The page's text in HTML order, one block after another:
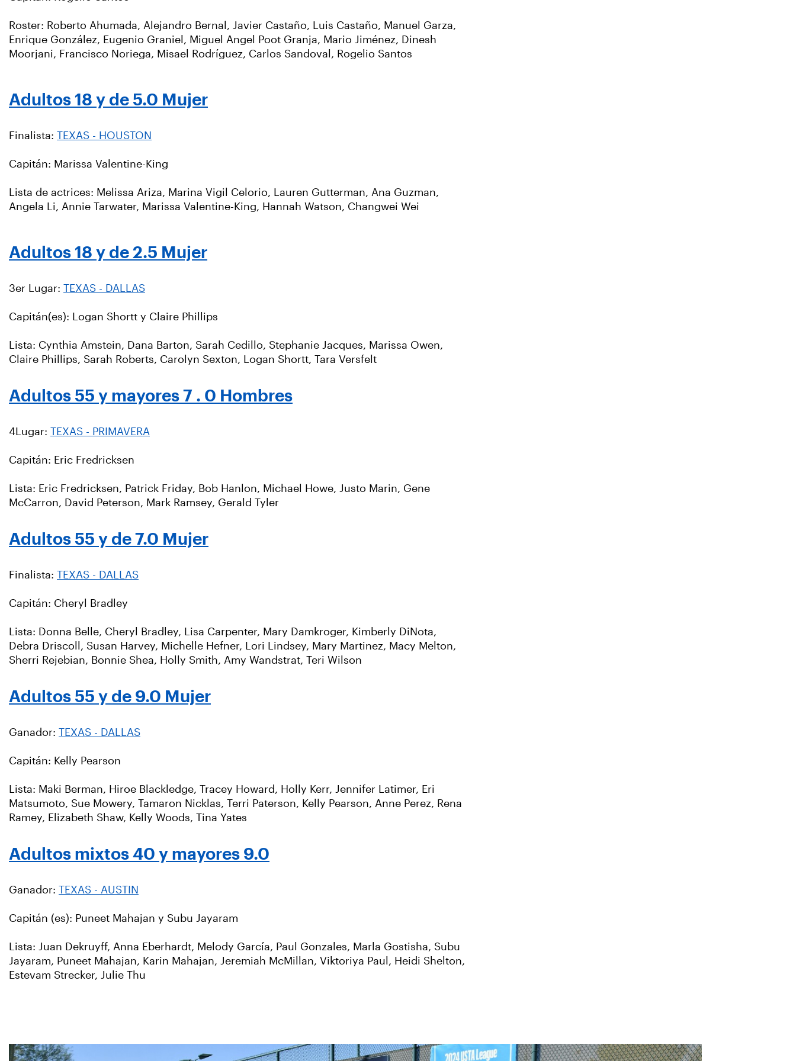
Roster: Roberto Ahumada, Alejandro Bernal, Javier Castaño, Luis Castaño, Manuel Garza,
Enrique González, Eugenio Graniel, Miguel Angel Poot Granja, Mario Jiménez, Dinesh
Moorjani, Francisco Noriega, Misael Rodríguez, Carlos Sandoval, Rogelio Santos
Adultos 18 y de 5.0 Mujer
Finalista: TEXAS - HOUSTON
Capitán: Marissa Valentine-King
Lista de actrices: Melissa Ariza, Marina Vigil Celorio, Lauren Gutterman, Ana Guzman,
Angela Li, Annie Tarwater, Marissa Valentine-King, Hannah Watson, Changwei Wei
Adultos 18 y de 2.5 Mujer
3er Lugar: TEXAS - DALLAS
Capitán(es): Logan Shortt y Claire Phillips
Lista: Cynthia Amstein, Dana Barton, Sarah Cedillo, Stephanie Jacques, Marissa Owen,
Claire Phillips, Sarah Roberts, Carolyn Sexton, Logan Shortt, Tara Versfelt
Adultos 55 y mayores 7 . 0 Hombres
4Lugar: TEXAS - PRIMAVERA
Capitán: Eric Fredricksen
Lista: Eric Fredricksen, Patrick Friday, Bob Hanlon, Michael Howe, Justo Marin, Gene
McCarron, David Peterson, Mark Ramsey, Gerald Tyler
Adultos 55 y de 7.0 Mujer
Finalista: TEXAS - DALLAS
Capitán: Cheryl Bradley
Lista: Donna Belle, Cheryl Bradley, Lisa Carpenter, Mary Damkroger, Kimberly DiNota,
Debra Driscoll, Susan Harvey, Michelle Hefner, Lori Lindsey, Mary Martinez, Macy Melton,
Sherri Rejebian, Bonnie Shea, Holly Smith, Amy Wandstrat, Teri Wilson
Adultos 55 y de 9.0 Mujer
Ganador: TEXAS - DALLAS
Capitán: Kelly Pearson
Lista: Maki Berman, Hiroe Blackledge, Tracey Howard, Holly Kerr, Jennifer Latimer, Eri
Matsumoto, Sue Mowery, Tamaron Nicklas, Terri Paterson, Kelly Pearson, Anne Perez, Rena
Ramey, Elizabeth Shaw, Kelly Woods, Tina Yates
Adultos mixtos 40 y mayores 9.0
Ganador: TEXAS - AUSTIN
Capitán (es): Puneet Mahajan y Subu Jayaram
Lista: Juan Dekruyff, Anna Eberhardt, Melody García, Paul Gonzales, Marla Gostisha, Subu
Jayaram, Puneet Mahajan, Karin Mahajan, Jeremiah McMillan, Viktoriya Paul, Heidi Shelton,
Estevam Strecker, Julie Thu